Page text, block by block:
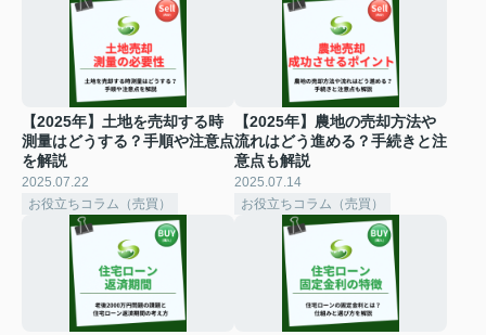
【2025年】土地を売却する時
測量はどうする？手順や注意点
を解説
2025.07.22
お役立ちコラム（売買）
【2025年】農地の売却方法や
流れはどう進める？手続きと注
意点も解説
2025.07.14
お役立ちコラム（売買）